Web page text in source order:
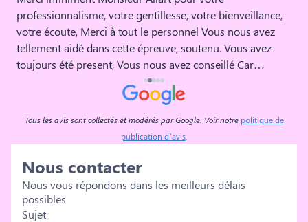
professionnalisme, votre gentillesse, votre bienveillance,
votre écoute, Merci à tout le personnel Vous nous avez
tellement aidé dans cette épreuve, soutenu. Vous avez
toujours été present, Vous nous avez conseillé Car
l'épreuve du départ d un Etre Cher, nous anéantit, et seuls,
il nous,m est impossible d affronter la période qui suit le
décès. Vous avez été présent, et vous avez offert à Mon
Mari, à Notre Papa, le meilleur, ce qu il méritait de mieux
au terme de cette longue et horrible maladie qui a
emprisonné son corps. Merci infiniment Pascale et Julien
Compiègne Et toute la famille
Tous les avis sont collectés et modérés par Google. Voir notre politique de
publication d’avis.
Nous contacter
Nous vous répondons dans les meilleurs délais
possibles
Sujet